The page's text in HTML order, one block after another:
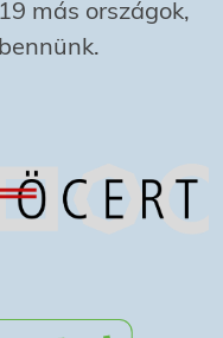
más országok,